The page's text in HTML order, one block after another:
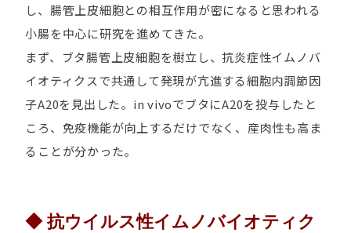
し、腸管上皮細胞との相互作用が密になると思われる
小腸を中心に研究を進めてきた。
まず、ブタ腸管上皮細胞を樹立し、抗炎症性イムノバ
イオティクスで共通して発現が亢進する細胞内調節因
子A20を見出した。 in vivoでブタにA20を投与したと
ころ、免疫機能が向上するだけでなく、産肉性も高ま
ることが分かった。
◆ 抗ウイルス性イムノバイオティク